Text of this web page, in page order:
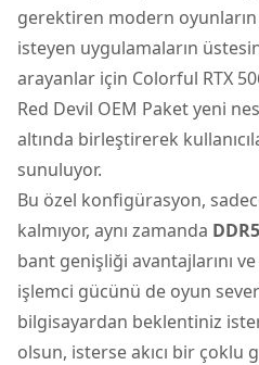
gerektiren modern
isteyen uygulamaların
arayanlar için Colorful RTX
Red Devil OEM Paketyeni
altında birleştirerek
sunuluyor.
Bu özel konfigürasyon,
kalmıyor, aynı zamanda DDR5
bant genişliği avantajlarını ve
işlemci gücünü de oyun
bilgisayardan beklentiniz
olsun, isterse akıcı bir çoklu